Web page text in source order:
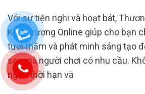
Với sự tiện nghi và hoạt bát,
Khai Trương Online giúp cho bạn
tươi thắm và phát minh sáng tạo
sao mà người chơi có nhu cầu.
ngốn thời hạn và